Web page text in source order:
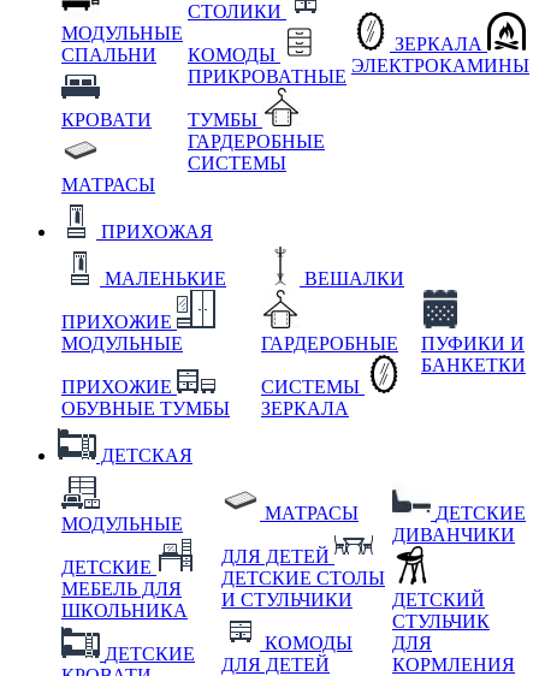
МОДУЛЬНЫЕ
СПАЛЬНИ
КРОВАТИ
МАТРАСЫ
СТОЛИКИ
КОМОДЫ
ПРИКРОВАТНЫЕ
ТУМБЫ
ГАРДЕРОБНЫЕ
СИСТЕМЫ
ЗЕРКАЛА
ЭЛЕКТРОКАМИНЫ
ПРИХОЖАЯ
МАЛЕНЬКИЕ
ПРИХОЖИЕ
МОДУЛЬНЫЕ
ПРИХОЖИЕ
ОБУВНЫЕ ТУМБЫ
ВЕШАЛКИ
ГАРДЕРОБНЫЕ
СИСТЕМЫ
ЗЕРКАЛА
ПУФИКИ И
БАНКЕТКИ
ДЕТСКАЯ
МОДУЛЬНЫЕ
ДЕТСКИЕ
МЕБЕЛЬ ДЛЯ
ШКОЛЬНИКА
ДЕТСКИЕ
МАТРАСЫ
ДЛЯ ДЕТЕЙ
ДЕТСКИЕ СТОЛЫ
И СТУЛЬЧИКИ
КОМОДЫ
ДЛЯ ДЕТЕЙ
ДЕТСКИЕ
ДИВАНЧИКИ
ДЕТСКИЙ
СТУЛЬЧИК
ДЛЯ
КОРМЛЕНИЯ